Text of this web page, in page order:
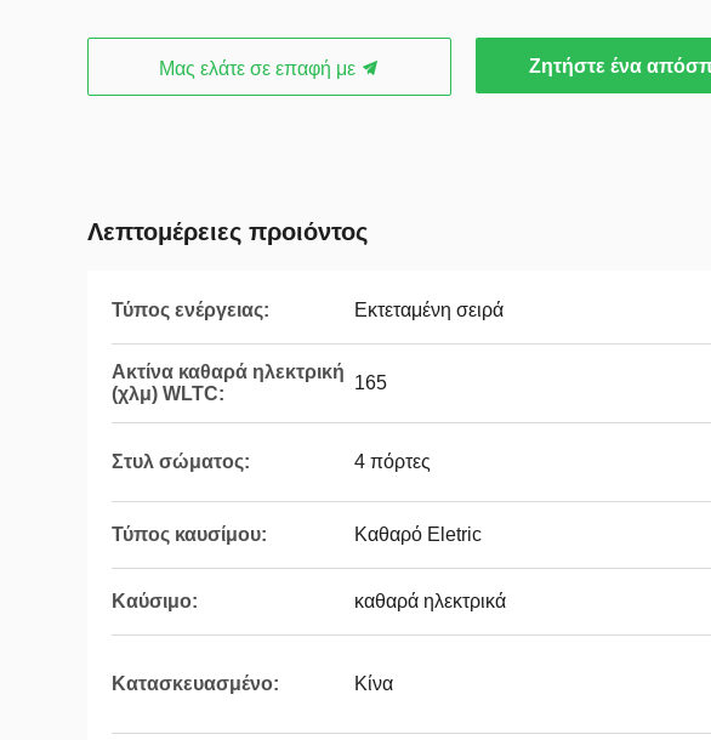
Μας ελάτε σε επαφή με Ζητήστε ένα
Λεπτομέρειες προιόντος
Τύπος ενέργειας: Εκτεταμένη σειρά
Ακτίνα καθαρά ηλεκτρική
(χλμ) WLTC:
165
Στυλ σώματος: 4 πόρτες
Τύπος καυσίμου: Καθαρό Eletric
Καύσιμο: καθαρά ηλεκτρικά
Κατασκευασμένο: Κίνα